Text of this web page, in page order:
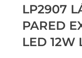
LP2907
PARED
LED 12W